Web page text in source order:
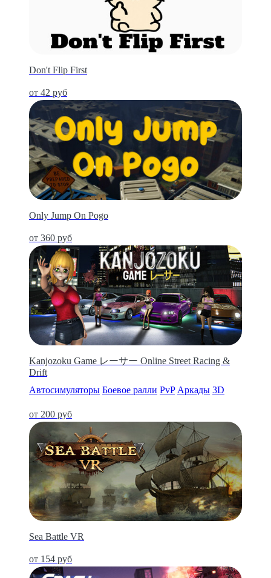
Don't Flip First
от 42 руб
Only Jump On Pogo
от 360 руб
Kanjozoku Game レーサー Online Street Racing &
Drift
Автосимуляторы Боевое ралли PvP Аркады 3D
от 200 руб
Sea Battle VR
от 154 руб